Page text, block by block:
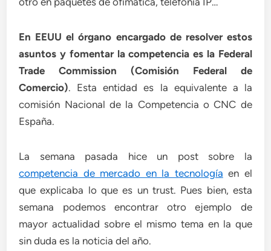
En EEUU el órgano encargado de resolver estos
asuntos y fomentar la competencia es la Federal
Trade Commission (Comisión Federal de
Comercio). Esta entidad es la equivalente a la
comisión Nacional de la Competencia o CNC de
España.
La semana pasada hice un post sobre la
competencia de mercado en la tecnología en el
que explicaba lo que es un trust. Pues bien, esta
semana podemos encontrar otro ejemplo de
mayor actualidad sobre el mismo tema en la que
sin duda es la noticia del año.